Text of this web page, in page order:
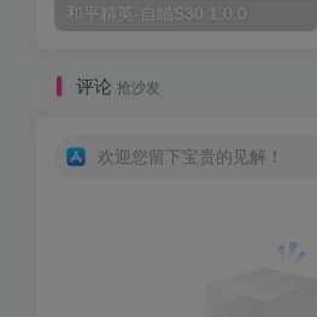
和平精英-自瞄S30 1.0.0
评论 抢沙发
欢迎您留下宝贵的见解！